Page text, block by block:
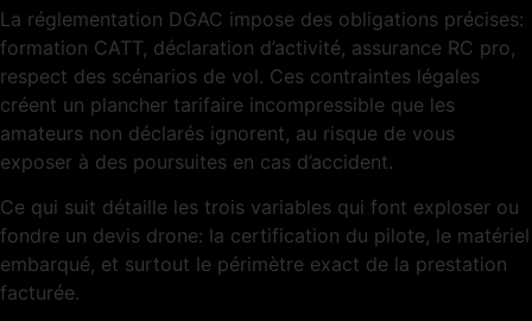
La réglementation DGAC impose des obligations précises:
formation CATT, déclaration d’activité, assurance RC pro,
respect des scénarios de vol. Ces contraintes légales
créent un plancher tarifaire incompressible que les
amateurs non déclarés ignorent, au risque de vous
exposer à des poursuites en cas d’accident.
Ce qui suit détaille les trois variables qui font exploser ou
fondre un devis drone: la certification du pilote, le matériel
embarqué, et surtout le périmètre exact de la prestation
facturée.